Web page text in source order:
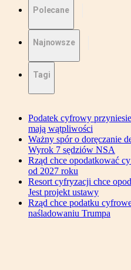
Polecane
Najnowsze
Tagi
Podatek cyfrowy
mają wątpliwości
Ważny spór o doręczanie
Wyrok 7 sędziów NSA
Rząd chce opodatkować
od 2027 roku
Resort cyfryzacji chce
Jest projekt ustawy
Rząd chce podatku
naśladowaniu Trumpa